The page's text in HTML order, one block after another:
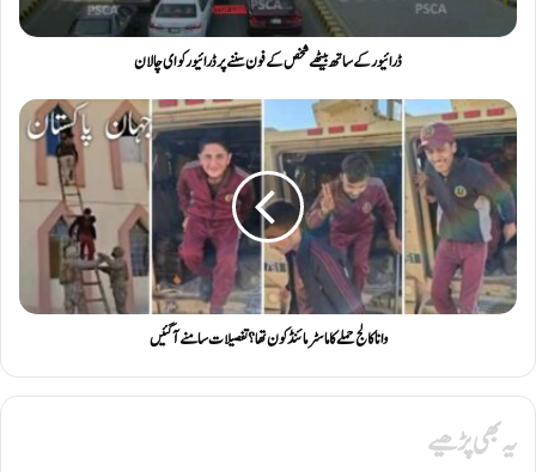
ڈرائیور کے ساتھ بیٹھے شخص کے فون سننے پر ڈرائیور کو ای چالان
وانا کالج حملے کا ماسٹر مائنڈ کون تھا ؟ تفصیلات سامنے آگئیں
یہ بھی پڑھیے